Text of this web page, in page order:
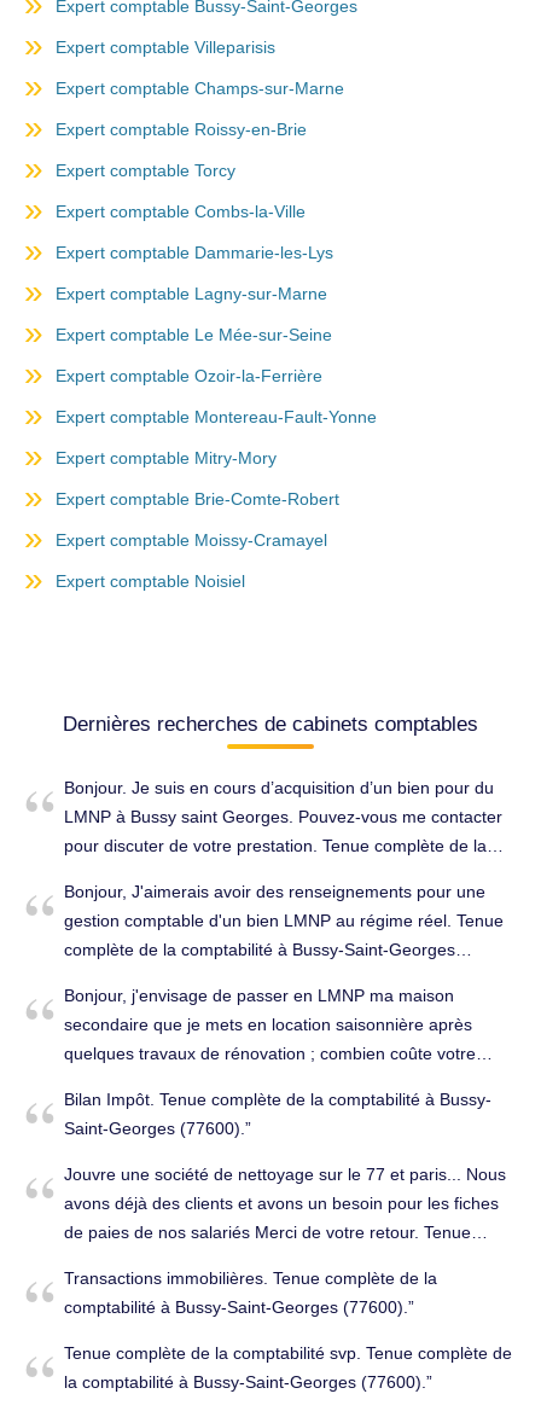
Expert comptable Bussy-Saint-Georges
Expert comptable Villeparisis
Expert comptable Champs-sur-Marne
Expert comptable Roissy-en-Brie
Expert comptable Torcy
Expert comptable Combs-la-Ville
Expert comptable Dammarie-les-Lys
Expert comptable Lagny-sur-Marne
Expert comptable Le Mée-sur-Seine
Expert comptable Ozoir-la-Ferrière
Expert comptable Montereau-Fault-Yonne
Expert comptable Mitry-Mory
Expert comptable Brie-Comte-Robert
Expert comptable Moissy-Cramayel
Expert comptable Noisiel
Dernières recherches de cabinets comptables
Bonjour. Je suis en cours d’acquisition d’un bien pour du
LMNP à Bussy saint Georges. Pouvez-vous me contacter
pour discuter de votre prestation. Tenue complète de la
Bonjour, J'aimerais avoir des renseignements pour une
gestion comptable d'un bien LMNP au régime réel. Tenue
complète de la comptabilité à Bussy-Saint-Georges
Bonjour, j'envisage de passer en LMNP ma maison
secondaire que je mets en location saisonnière après
quelques travaux de rénovation ; combien coûte votre
fiscale ? Cordialement. Déclarations fiscales à Bussy-Saint-
Georges (77600).
Bilan Impôt. Tenue complète de la comptabilité à Bussy-
Saint-Georges (77600).
Jouvre une société de nettoyage sur le 77 et paris... Nous
avons déjà des clients et avons un besoin pour les fiches
de paies de nos salariés Merci de votre retour. Tenue
(77600).
Transactions immobilières. Tenue complète de la
comptabilité à Bussy-Saint-Georges (77600).
Tenue complète de la comptabilité svp. Tenue complète de
la comptabilité à Bussy-Saint-Georges (77600).